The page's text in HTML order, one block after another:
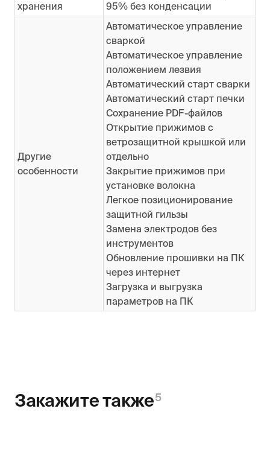
хранения
95% без конденсации
Другие
особенности
Автоматическое управление
сваркой
Автоматическое управление
положением лезвия
Автоматический старт сварки
Автоматический старт печки
Сохранение PDF-файлов
Открытие прижимов с
ветрозащитной крышкой или
отдельно
Закрытие прижимов при
установке волокна
Легкое позиционирование
защитной гильзы
Замена электродов без
инструментов
Обновление прошивки на ПК
через интернет
Загрузка и выгрузка
параметров на ПК
Закажите также5